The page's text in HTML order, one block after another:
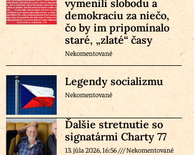
vymenili slobodu a
demokraciu za niečo,
čo by im pripomínalo
staré, „zlaté“ časy
Nekomentované
Legendy socializmu
Nekomentované
Ďalšie stretnutie so
signatármi Charty 77
13. júla 2026, 16:56 Nekomentované